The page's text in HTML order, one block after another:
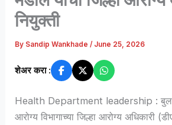
नियुक्ती
By Sandip Wankhade/ June 25, 2026
शेअर करा :
Health Department leadership :
आरोग्य विभागाच्या जिल्हा आरोग्य अधिकारी